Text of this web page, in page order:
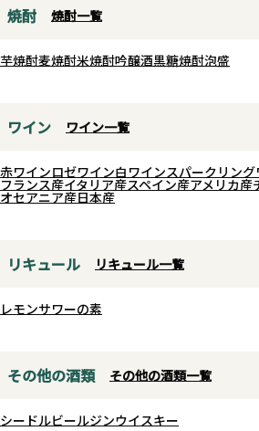
を強く
焼酎 焼酎一覧
芋焼酎麦焼酎米焼酎吟醸酒黒糖焼酎泡盛
ワイン ワイン一覧
赤ワインロゼワイン白ワインスパークリング
フランス産イタリア産スペイン産アメリカ産
オセアニア産日本産
リキュール リキュール一覧
レモンサワーの素
その他の酒類 その他の酒類一覧
シードルビールジンウイスキー